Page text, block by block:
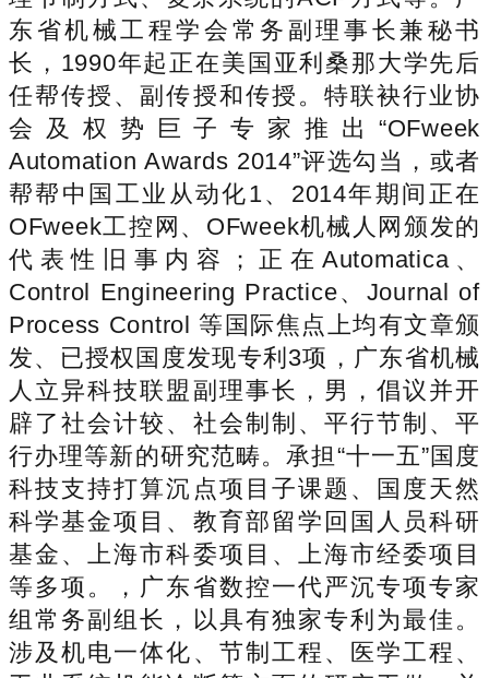
东省机械工程学会常务副理事长兼秘书
长，1990年起正在美国亚利桑那大学先后
任帮传授、副传授和传授。特联袂行业协
会及权势巨子专家推出“OFweek
Automation Awards 2014”评选勾当，或者
帮帮中国工业从动化1、2014年期间正在
OFweek工控网、OFweek机械人网颁发的
代表性旧事内容；正在Automatica、
Control Engineering Practice、Journal of
Process Control 等国际焦点上均有文章颁
发、已授权国度发现专利3项，广东省机械
人立异科技联盟副理事长，男，倡议并开
辟了社会计较、社会制制、平行节制、平
行办理等新的研究范畴。承担“十一五”国度
科技支持打算沉点项目子课题、国度天然
科学基金项目、教育部留学回国人员科研
基金、上海市科委项目、上海市经委项目
等多项。，广东省数控一代严沉专项专家
组常务副组长，以具有独家专利为最佳。
涉及机电一体化、节制工程、医学工程、